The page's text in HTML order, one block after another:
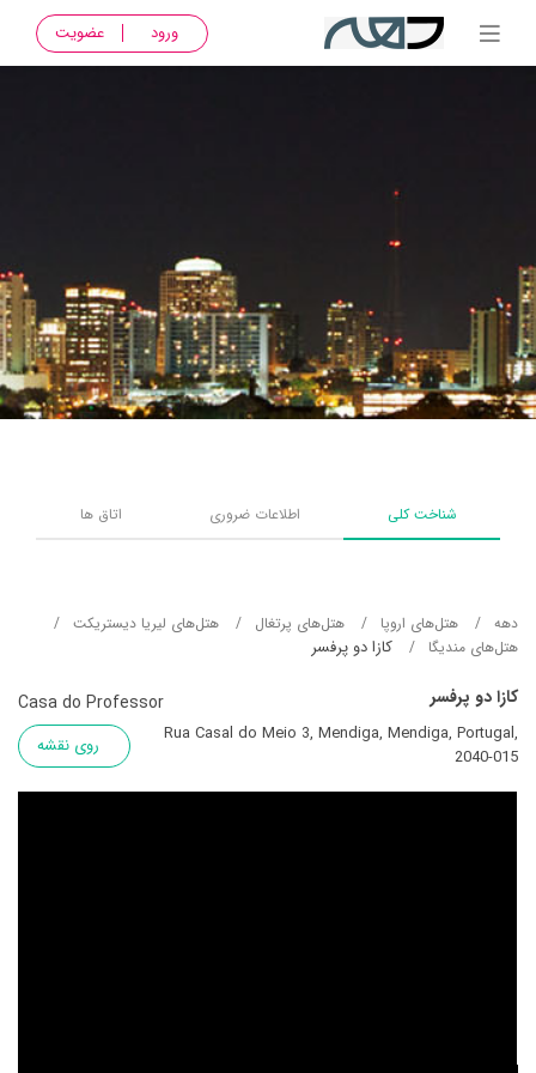
ورود عضویت
شناخت کلی اطلاعات ضروری اتاق ها
دهه هتل‌های اروپا هتل‌های پرتغال
هتل‌های لیریا دیستریکت
هتل‌های مندیگا
کازا دو پرفسر
کازا دو پرفسر Casa do Professor
Rua Casal do Meio 3, Mendiga, Mendiga, Portugal,
2040-015
روی نقشه